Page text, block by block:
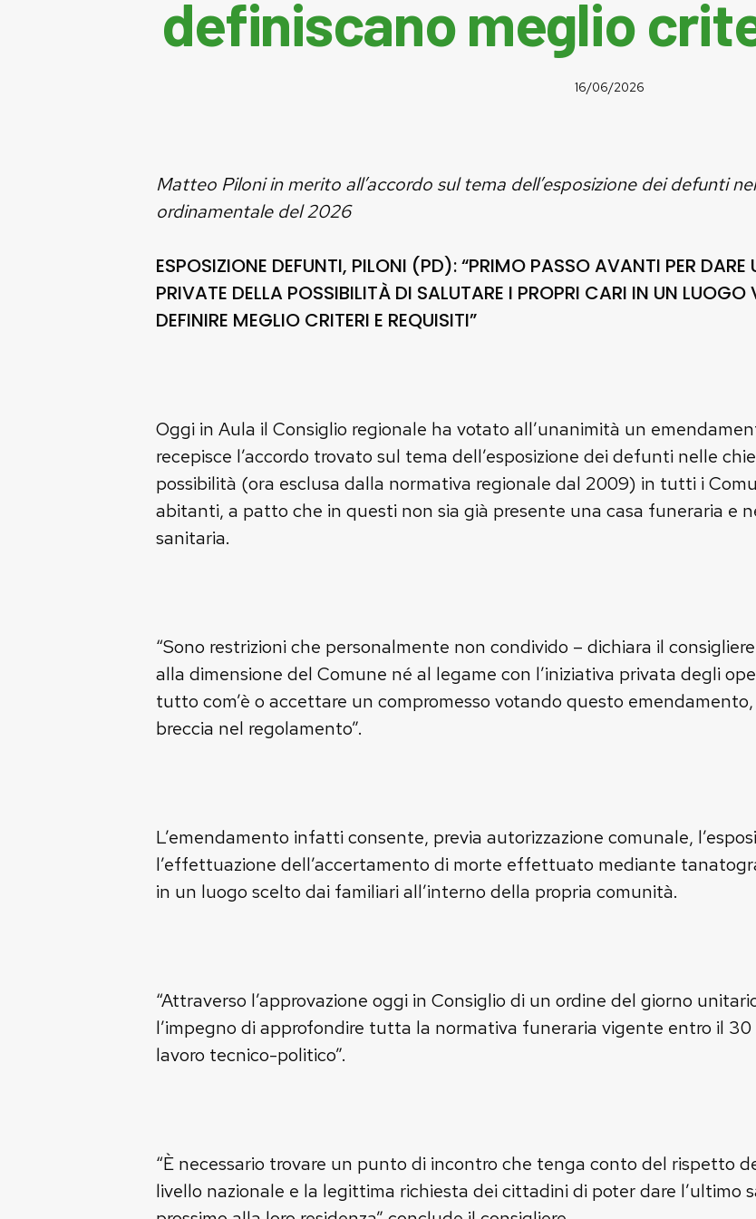
definiscano meglio
16/06/2026
Matteo Piloni in merito all’accordo sul tema dell’esposizione dei defunti
ordinamentale del 2026
ESPOSIZIONE DEFUNTI, PILONI (PD): “PRIMO PASSO AVANTI PER DARE
PRIVATE DELLA POSSIBILITÀ DI SALUTARE I PROPRI CARI IN UN
DEFINIRE MEGLIO CRITERI E REQUISITI”
Oggi in Aula il Consiglio regionale ha votato all’unanimità un
recepisce l’accordo trovato sul tema dell’esposizione dei defunti nelle
possibilità (ora esclusa dalla normativa regionale dal 2009) in tutti i
abitanti, a patto che in questi non sia già presente una casa funeraria e
sanitaria.
“Sono restrizioni che personalmente non condivido – dichiara il
alla dimensione del Comune né al legame con l’iniziativa privata degli
tutto com’è o accettare un compromesso votando questo
breccia nel regolamento”.
L’emendamento infatti consente, previa autorizzazione comunale,
l’effettuazione dell’accertamento di morte effettuato mediante
in un luogo scelto dai familiari all’interno della propria comunità.
“Attraverso l’approvazione oggi in Consiglio di un ordine del giorno
l’impegno di approfondire tutta la normativa funeraria vigente entro il
lavoro tecnico-politico”.
“È necessario trovare un punto di incontro che tenga conto del rispetto
livello nazionale e la legittima richiesta dei cittadini di poter dare l’ultimo